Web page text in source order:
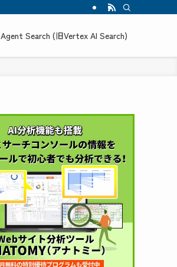
Agent Search (旧Vertex AI Search)